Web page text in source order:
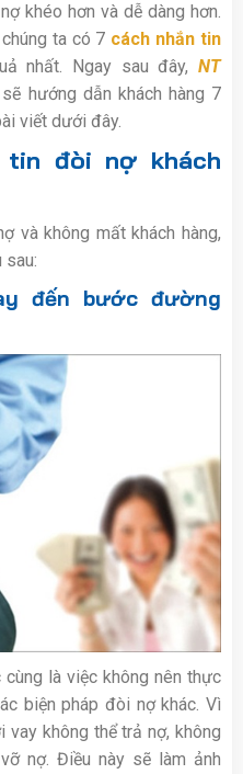
khéo hơn và dễ dàng hơn.
ta có 7 cách nhắn tin
nhất. Ngay sau đây,NT
sẽ hướng dẫn khách hàng 7
viết dưới đây.
tin đòi nợ khách
và không mất khách hàng,
sau:
đến bước đường
là việc không nên thực
biện pháp đòi nợ khác. Vì
vay không thể trả nợ, không
nợ. Điều này sẽ làm ảnh